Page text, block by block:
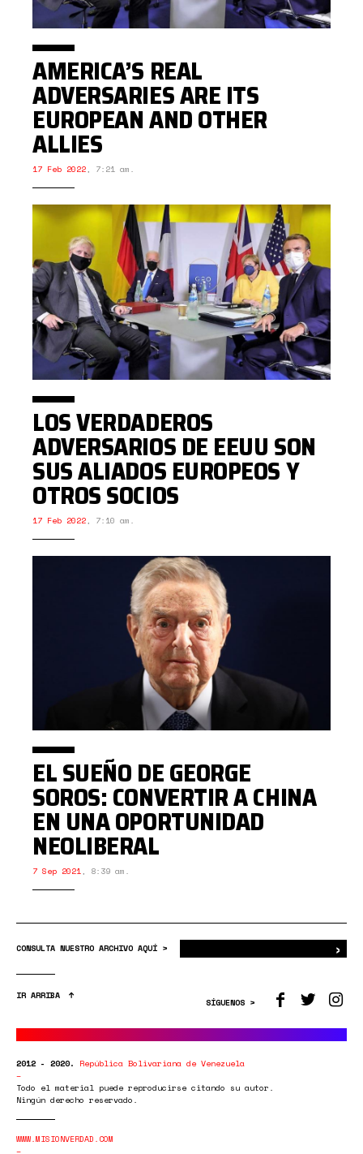
AMERICA’S REAL
ADVERSARIES ARE ITS
EUROPEAN AND OTHER
ALLIES
17 Feb 2022, 7:21 am.
LOS VERDADEROS
ADVERSARIOS DE EEUU SON
SUS ALIADOS EUROPEOS Y
OTROS SOCIOS
17 Feb 2022, 7:10 am.
EL SUEÑO DE GEORGE
SOROS: CONVERTIR A CHINA
EN UNA OPORTUNIDAD
NEOLIBERAL
7 Sep 2021, 8:39 am.
CONSULTA NUESTRO ARCHIVO AQUÍ > ›
IR ARRIBA
SÍGUENOS >
2012 - 2020. República Bolivariana de Venezuela
Todo el material puede reproducirse citando su autor.
Ningún derecho reservado.
WWW.MISIONVERDAD.COM